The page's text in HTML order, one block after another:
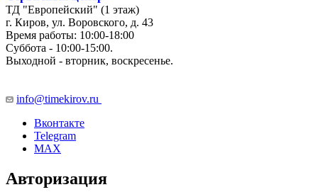
ТД "Европейский" (1 этаж)
г. Киров, ул. Воровского, д. 43
Время работы: 10:00-18:00
Суббота - 10:00-15:00.
Выходной - вторник, воскресенье.
info@timekirov.ru
Вконтакте
Telegram
MAX
Авторизация